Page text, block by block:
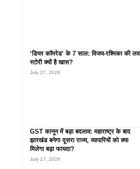
‘डियर कॉमरेड’ के 7 साल: विजय-रश्मिका की लव
स्टोरी क्यों है खास?
July 27, 2026
GST कानून में बड़ा बदलाव: महाराष्ट्र के बाद
झारखंड बनेगा दूसरा राज्य, व्यापारियों को क्या
मिलेगा बड़ा फायदा?
July 27, 2026